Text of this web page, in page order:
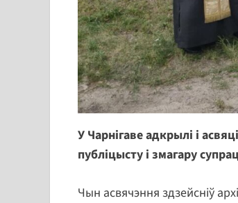
У Чарнігаве адкрылі і
публіцысту і змагару
Чын асвячэння здзейсніў